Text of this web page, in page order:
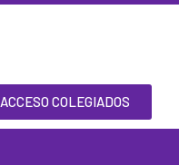
ACCESO COLEGIADOS